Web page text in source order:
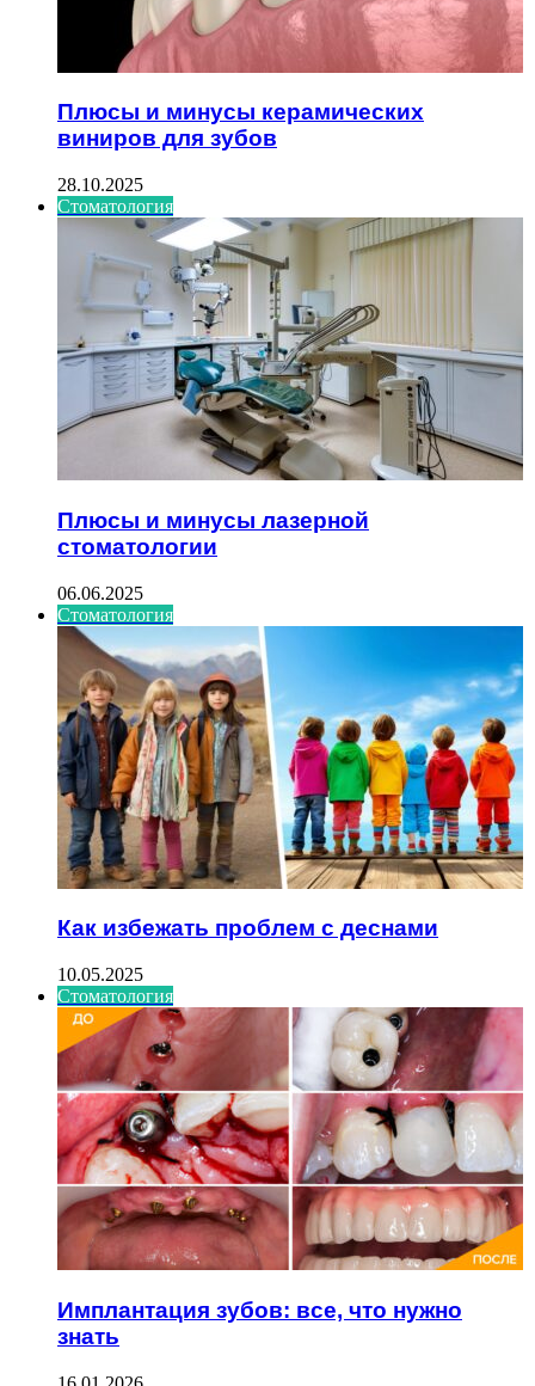
Плюсы и минусы керамических
виниров для зубов
28.10.2025
Стоматология
Плюсы и минусы лазерной
стоматологии
06.06.2025
Стоматология
Как избежать проблем с деснами
10.05.2025
Стоматология
Имплантация зубов: все, что нужно
знать